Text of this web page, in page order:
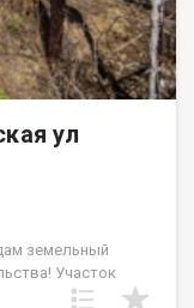
ул
земельный
Участок
Заезд можно